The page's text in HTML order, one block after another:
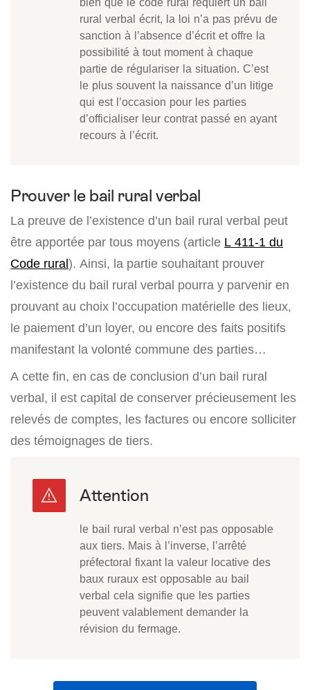
rural verbal écrit, la loi n’a pas prévu de
sanction à l’absence d’écrit et offre la
possibilité à tout moment à chaque
partie de régulariser la situation. C’est
le plus souvent la naissance d’un litige
qui est l’occasion pour les parties
d’officialiser leur contrat passé en ayant
recours à l’écrit.
Prouver le bail rural verbal
La preuve de l’existence d’un bail rural verbal peut
être apportée par tous moyens (article L 411-1 du
Code rural). Ainsi, la partie souhaitant prouver
l’existence du bail rural verbal pourra y parvenir en
prouvant au choix l’occupation matérielle des lieux,
le paiement d’un loyer, ou encore des faits positifs
manifestant la volonté commune des parties…
A cette fin, en cas de conclusion d’un bail rural
verbal, il est capital de conserver précieusement les
relevés de comptes, les factures ou encore solliciter
des témoignages de tiers.
le bail rural verbal n’est pas opposable
aux tiers. Mais à l’inverse, l’arrêté
préfectoral fixant la valeur locative des
baux ruraux est opposable au bail
verbal cela signifie que les parties
peuvent valablement demander la
révision du fermage.